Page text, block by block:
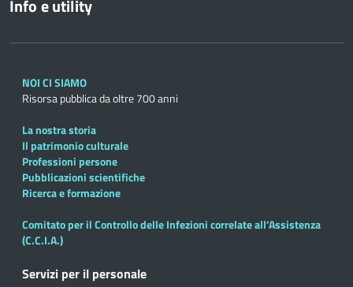
Info e utility
NOI CI SIAMO
Risorsa pubblica da oltre 700 anni
La nostra storia
Il patrimonio culturale
Professioni persone
Pubblicazioni scientifiche
Ricerca e formazione
Comitato per il Controllo delle Infezioni correlate all’Assistenza
(C.C.I.A.)
Servizi per il personale